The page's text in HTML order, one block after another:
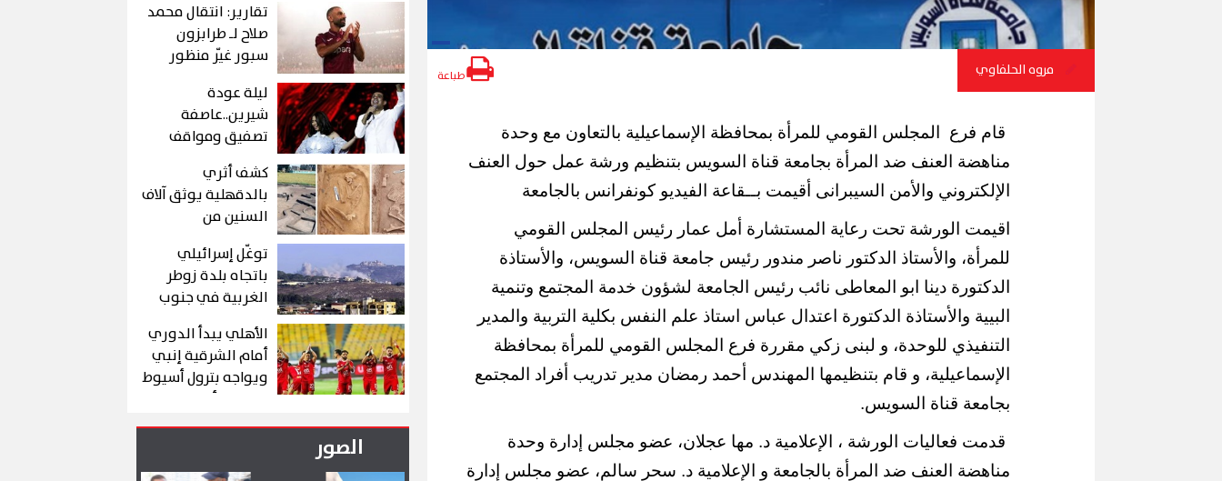
مروه الحلفاوي طباعة
قام فرع
المجلس القومي للمرأة بمحافظة الإسماعيلية بالتعاون مع وحدة
مناهضة العنف ضد المرأة بجامعة قناة السويس بتنظيم ورشة عمل حول العنف
الإلكتروني والأمن السيبرانى أقيمت بــقاعة الفيديو كونفرانس بالجامعة
اقيمت الورشة تحت رعاية المستشارة أمل عمار رئيس المجلس القومي
للمرأة، والأستاذ الدكتور ناصر مندور رئيس جامعة قناة السويس، والأستاذة
الدكتورة دينا ابو المعاطى نائب رئيس الجامعة لشؤون خدمة المجتمع وتنمية
البيية والأستاذة الدكتورة اعتدال عباس استاذ علم النفس بكلية التربية والمدير
التنفيذي للوحدة، و لبنى زكي مقررة فرع المجلس القومي للمرأة بمحافظة
الإسماعيلية، و قام بتنظيمها المهندس أحمد رمضان مدير تدريب أفراد المجتمع
بجامعة قناة السويس.
قدمت فعاليات الورشة ، الإعلامية د. مها عجلان، عضو مجلس إدارة وحدة
مناهضة العنف ضد المرأة بالجامعة و الإعلامية د. سحر سالم، عضو مجلس إدارة
تقارير: انتقال محمد
صلاح لـ طرابزون
سبور غيّر منظور
التركى
ليلة عودة
شيرين..عاصفة
تصفيق ومواقف
عفوية ودويتو
مفاجئ مع محمود
الليثي
كشف أثري
بالدقهلية يوثق آلاف
السنين من
الاستيطان
توغّل إسرائيلي
باتجاه بلدة زوطر
الغربية في جنوب
الأهلي يبدأ الدوري
أمام الشرقية إنبي
ويواجه بترول أسيوط
بافتتاح كأس
العاصمة
الصور